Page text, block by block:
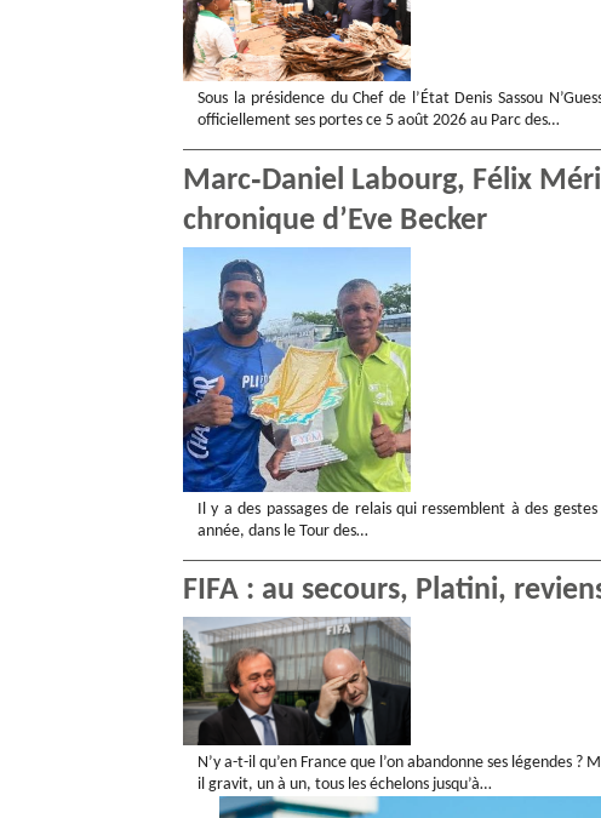
Sous la présidence du Chef de l’État Denis Sassou
officiellement ses portes ce 5 août 2026 au Parc des…
Marc‑Daniel Labourg, Félix
chronique d’Eve Becker
Il y a des passages de relais qui ressemblent à des
année, dans le Tour des…
FIFA : au secours, Platini,
N’y a-t-il qu’en France que l’on abandonne ses légendes
il gravit, un à un, tous les échelons jusqu’à…